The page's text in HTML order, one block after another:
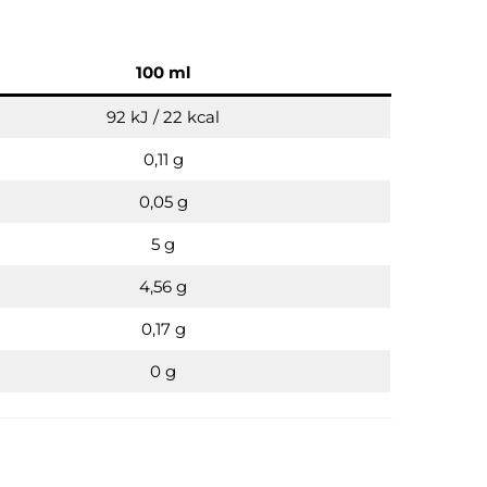
100 ml
92 kJ / 22 kcal
0,11 g
0,05 g
5 g
4,56 g
0,17 g
0 g